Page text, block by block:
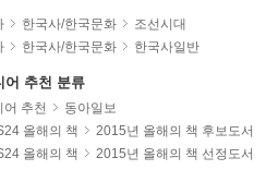
한국사/한국문화
조선시대
한국사/한국문화 한국사일반
어 추천 분류
어 추천
동아일보
올해의 책
2015년 올해의 책 후보도서
올해의 책 2015년 올해의 책 선정도서